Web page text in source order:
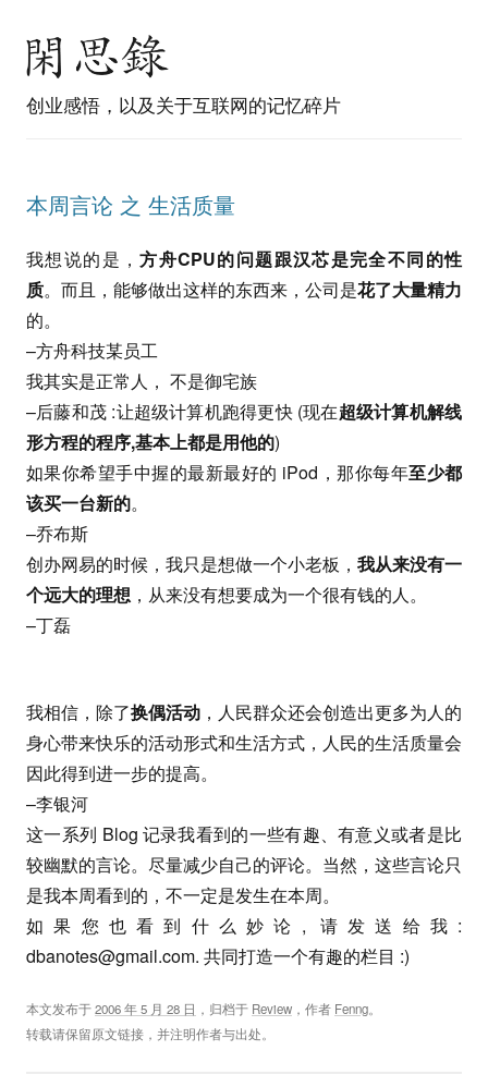
创业感悟，以及关于互联网的记忆碎片
本周言论 之 生活质量
我想说的是，方舟CPU的问题跟汉芯是完全不同的性
质。而且，能够做出这样的东西来，公司是花了大量精力
的。
–方舟科技某员工
我其实是正常人， 不是御宅族
–后藤和茂 :让超级计算机跑得更快 (现在超级计算机解线
形方程的程序,基本上都是用他的)
如果你希望手中握的最新最好的 iPod，那你每年至少都
该买一台新的。
–乔布斯
创办网易的时候，我只是想做一个小老板， 我从来没有一
个远大的理想 ，从来没有想要成为一个很有钱的人。
–丁磊
我相信，除了换偶活动 ，人民群众还会创造出更多为人的
身心带来快乐的活动形式和生活方式，人民的生活质量会
因此得到进一步的提高。
–李银河
这一系列 Blog 记录我看到的一些有趣、有意义或者是比
较幽默的言论。尽量减少自己的评论。当然，这些言论只
是我本周看到的，不一定是发生在本周。
如果您也看到什么妙论, 请发送给我:
dbanotes@gmail.com. 共同打造一个有趣的栏目 :)
本文发布于2006 年 5 月 28 日 ，归档于 Review ，作者 Fenng。
转载请保留原文链接，并注明作者与出处。